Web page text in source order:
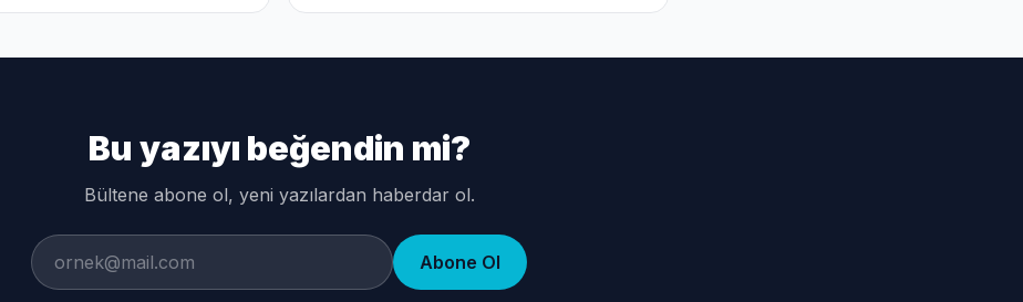
Bu yazıyı beğendin mi?
Bültene abone ol, yeni yazılardan haberdar ol.
Abone Ol